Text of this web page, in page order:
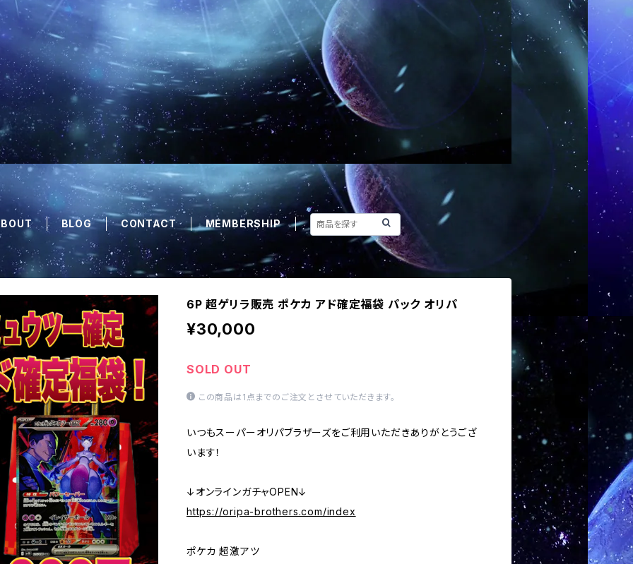
BLOG CONTACT MEMBERSHIP
6P 超ゲリラ販売 ポケカ アド確定福袋 パック オリパ
¥30,000
SOLD OUT
この商品は1点までのご注文とさせていただきます。
いつもスーパーオリパブラザーズをご利用いただきありがとうござ
います！
↓オンラインガチャOPEN↓
https://oripa-brothers.com/index
ポケカ 超激アツ